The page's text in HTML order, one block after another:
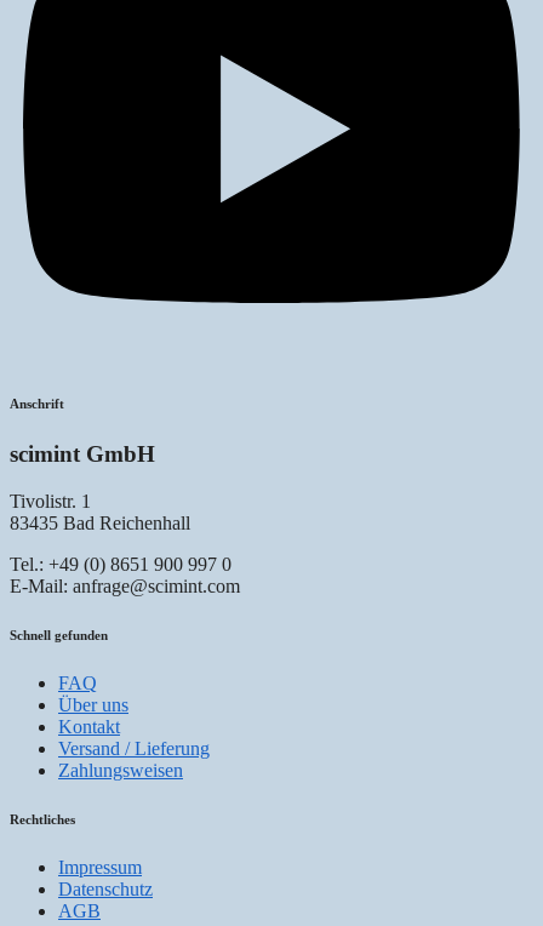
Anschrift
scimint GmbH
Tivolistr. 1
83435 Bad Reichenhall
Tel.: +49 (0) 8651 900 997 0
E-Mail: anfrage@scimint.com
Schnell gefunden
FAQ
Über uns
Kontakt
Versand / Lieferung
Zahlungsweisen
Rechtliches
Impressum
Datenschutz
AGB